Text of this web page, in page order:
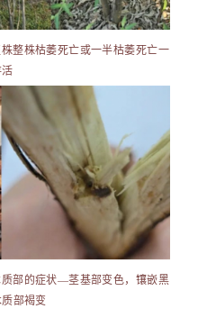
整株枯萎死亡或一半枯萎死亡一
部的症状—茎基部变色，镶嵌黑
部褐变